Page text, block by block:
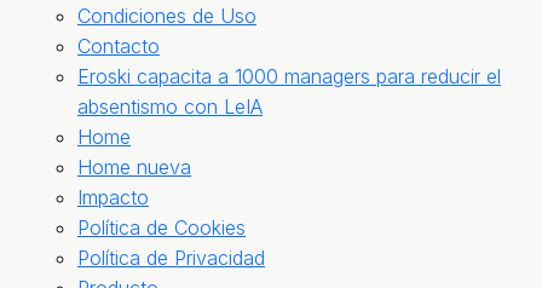
Condiciones de Uso
Contacto
Eroski capacita a 1000 managers para reducir el
absentismo con LeIA
Home
Home nueva
Impacto
Política de Cookies
Política de Privacidad